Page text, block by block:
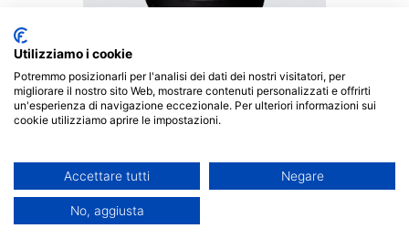
Descrizione:
Polartec® Windbloc™, che protegge da vento e
pioggia leggera senza compromettere la traspirabilità.
Utilizziamo i cookie
Potremmo posizionarli per l'analisi dei dati dei nostri visitatori, per
migliorare il nostro sito Web, mostrare contenuti personalizzati e offrirti
un'esperienza di navigazione eccezionale. Per ulteriori informazioni sui
cookie utilizziamo aprire le impostazioni.
Accettare tutti Negare
No, aggiusta